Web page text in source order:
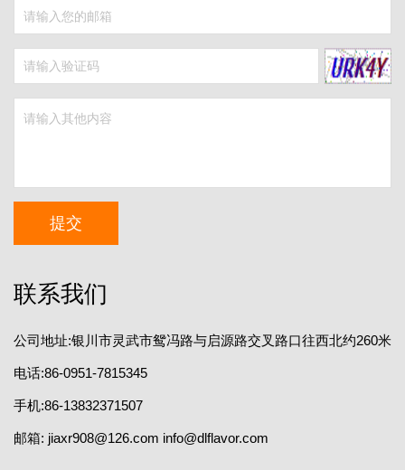
提交
联系我们
公司地址:银川市灵武市鸳冯路与启源路交叉路口往西北约260米
电话:86-0951-7815345
手机:86-13832371507
邮箱: jiaxr908@126.com info@dlflavor.com